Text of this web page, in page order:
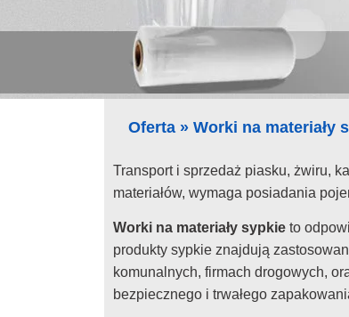
Oferta » Worki na materiały
Transport i sprzedaż piasku, żwiru,
materiałów, wymaga posiadania
Worki na materiały sypkie to
produkty sypkie znajdują
komunalnych, firmach drogowych,
bezpiecznego i trwałego